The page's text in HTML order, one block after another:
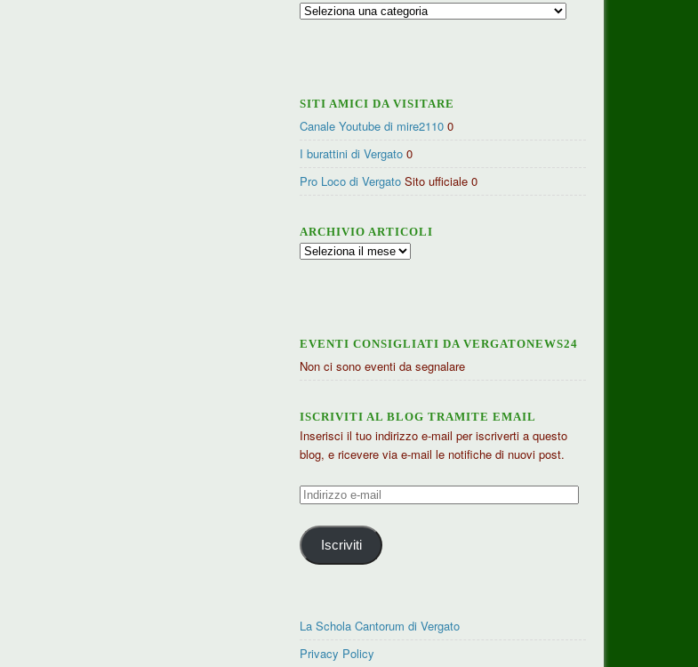
Ricerca
SITI AMICI DA VISITARE
Canale Youtube di mire2110 0
I burattini di Vergato 0
Pro Loco di Vergato Sito ufficiale 0
ARCHIVIO ARTICOLI
Archivio
EVENTI CONSIGLIATI DA VERGATONEWS24
Non ci sono eventi da segnalare
ISCRIVITI AL BLOG TRAMITE EMAIL
Inserisci il tuo indirizzo e-mail per iscriverti a questo
blog, e ricevere via e-mail le notifiche di nuovi post.
Indirizzo
mail
Iscriviti
La Schola Cantorum di Vergato
Privacy Policy